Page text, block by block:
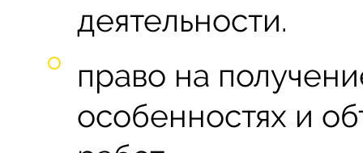
деятельности.
право на
особенностях и